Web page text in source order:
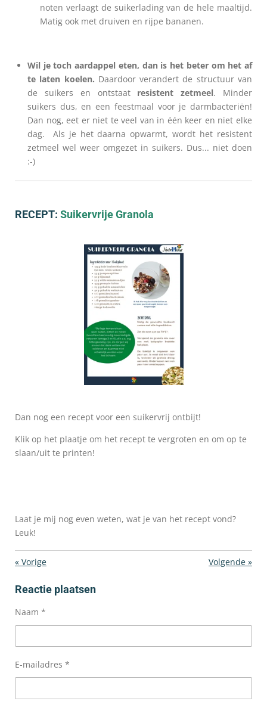
noten verlaagt de suikerlading van de hele maaltijd.
Matig ook met druiven en rijpe bananen.
Wil je toch aardappel eten, dan is het beter om het af
te laten koelen. Daardoor verandert de structuur van
de suikers en ontstaat resistent zetmeel. Minder
suikers dus, en een feestmaal voor je darmbacteriën!
Dan nog, eet er niet te veel van in één keer en niet elke
dag. Als je het daarna opwarmt, wordt het resistent
zetmeel wel weer omgezet in suikers. Dus... niet doen
:-)
RECEPT: Suikervrije Granola
Dan nog een recept voor een suikervrij ontbijt!
Klik op het plaatje om het recept te vergroten en om op te
slaan/uit te printen!
Laat je mij nog even weten, wat je van het recept vond?
Leuk!
« Vorige Volgende »
Reactie plaatsen
Naam *
E-mailadres *